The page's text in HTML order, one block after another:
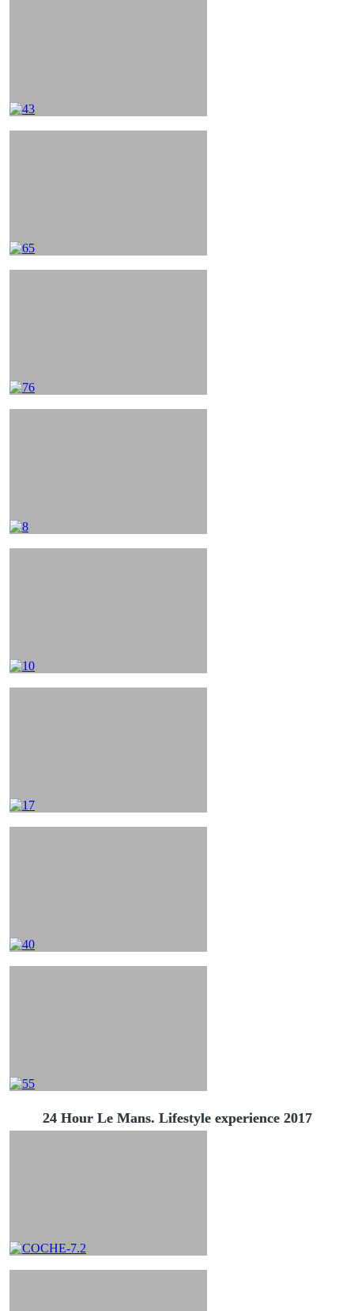
24 Hour Le Mans. Lifestyle experience 2017